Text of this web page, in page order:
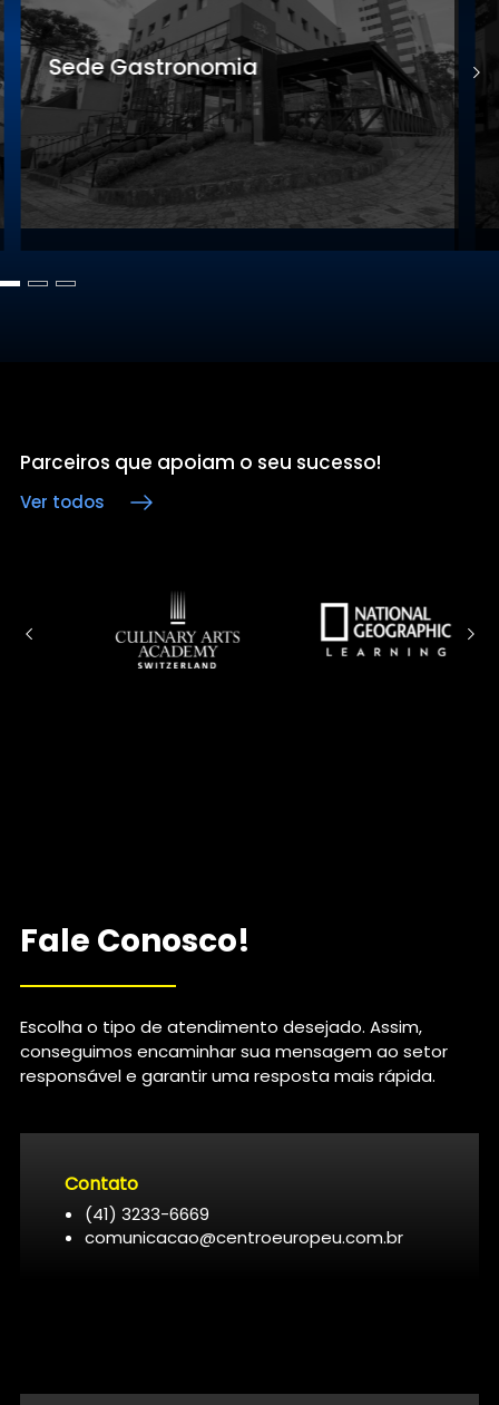
Sede Gastronomia
Parceiros que apoiam o seu sucesso!
Ver todos
Fale Conosco!
Escolha o tipo de atendimento desejado. Assim,
conseguimos encaminhar sua mensagem ao setor
responsável e garantir uma resposta mais rápida.
Contato
(41) 3233-6669
comunicacao@centroeuropeu.com.br